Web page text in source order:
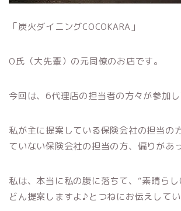
「炭火ダイニングCOCOKARA」
O氏（大先輩）の元同僚のお店です。
今回は、6代理店の担当者の方々が参加し
私が主に提案している保険会社の担当の
ていない保険会社の担当の方、偏りがあ
私は、本当に私の腹に落ちて、“素晴ら
どん提案しますよ♪とつねにお伝えしてい